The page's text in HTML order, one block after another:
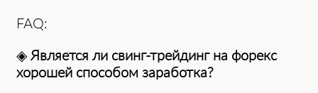
FAQ:
◈Является ли свинг-трейдинг на форекс
хорошей способом заработка?